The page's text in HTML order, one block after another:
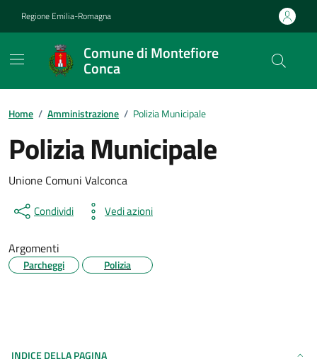
Regione Emilia-Romagna
Comune di Montefiore
Conca
Contenuti in evidenza
Home / Amministrazione / Polizia Municipale
Polizia Municipale
Unione Comuni Valconca
Condividi Vedi azioni
Argomenti
Parcheggi Polizia
INDICE DELLA PAGINA